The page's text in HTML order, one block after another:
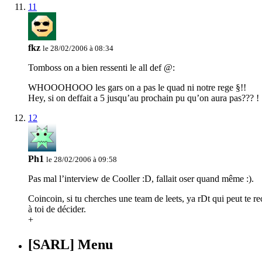
11
fkz le 28/02/2006 à 08:34
Tomboss on a bien ressenti le all def @:
WHOOOHOOO les gars on a pas le quad ni notre rege §!!
Hey, si on deffait a 5 jusqu’au prochain pu qu’on aura pas??? !
12
Ph1 le 28/02/2006 à 09:58
Pas mal l’interview de Cooller :D, fallait oser quand même :).
Coincoin, si tu cherches une team de leets, ya rDt qui peut te
à toi de décider.
+
[SARL] Menu